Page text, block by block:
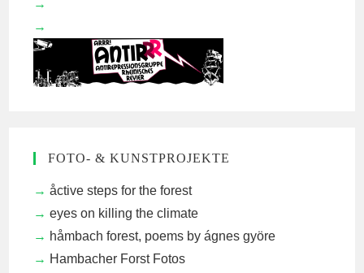
FOTO- & KUNSTPROJEKTE
åctive steps for the forest
eyes on killing the climate
håmbach forest, poems by ágnes györe
Hambacher Forst Fotos